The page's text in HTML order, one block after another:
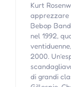
Kurt
apprezzare
Bebop
nel 1992,
2000.
di grandi